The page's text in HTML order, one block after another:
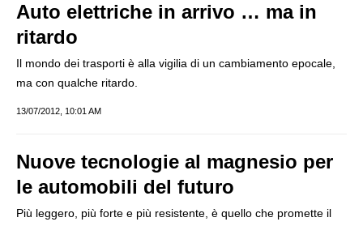
Auto elettriche in arrivo … ma in
ritardo
Il mondo dei trasporti è alla vigilia di un cambiamento epocale,
ma con qualche ritardo.
13/07/2012, 10:01 AM
Nuove tecnologie al magnesio per
le automobili del futuro
Più leggero, più forte e più resistente, è quello che promette il